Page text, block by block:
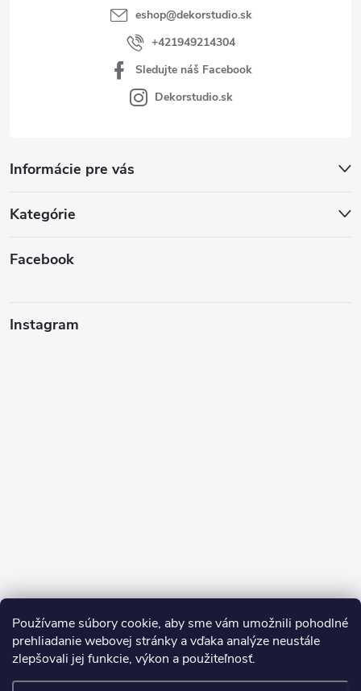
Používame súbory cookie, aby sme vám umožnili pohodlné
prehliadanie webovej stránky a vďaka analýze neustále
zlepšovali jej funkcie, výkon a použiteľnosť.
Informácie pre vás
Kategórie
Facebook
Instagram
Sledovať na Instagrame
eshop@dekorstudio.sk
+421949214304
Sledujte náš Facebook
Dekorstudio.sk